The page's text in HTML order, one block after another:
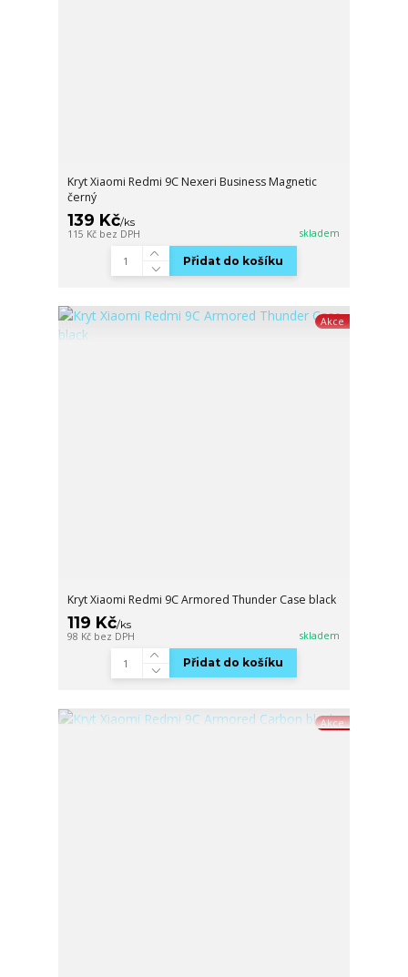
Kryt Xiaomi Redmi 9C Nexeri Business Magnetic
černý
139 Kč/ks
115 Kč bez DPH skladem
Přidat do košíku
Akce
Kryt Xiaomi Redmi 9C Armored Thunder Case black
119 Kč/ks
98 Kč bez DPH skladem
Přidat do košíku
Akce